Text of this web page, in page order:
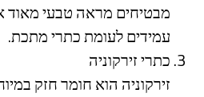
מבטיחים מראה טבעי מאוד
עמידים לעומת כתרי מתכת.
כתרי זירקוניה
זירקוניה הוא חומר חזק